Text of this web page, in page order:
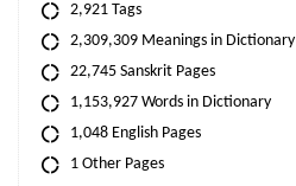
2,921 Tags
2,309,309 Meanings in Dictionary
22,745 Sanskrit Pages
1,153,927 Words in Dictionary
1,048 English Pages
1 Other Pages